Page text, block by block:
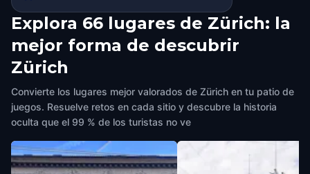
Explora 66 lugares de Zürich: la
mejor forma de descubrir
Zürich
Convierte los lugares mejor valorados de Zürich en tu patio de
juegos. Resuelve retos en cada sitio y descubre la historia
oculta que el 99 % de los turistas no ve